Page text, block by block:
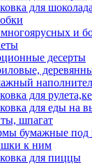
для
многоярусных и
десерты
для
для еды на
шпагат
бумажные под
к ним
для пиццы